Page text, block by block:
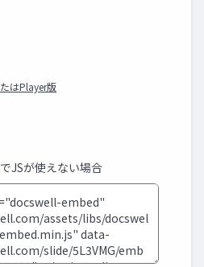
はPlayer版
JSが使えない場合